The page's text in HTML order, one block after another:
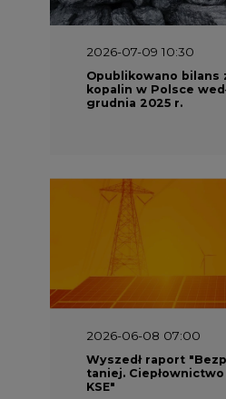
Wyszedł raport
taniej. Ciepłownictwo
KSE"
Wyszedł raport
Dekarbonizacja